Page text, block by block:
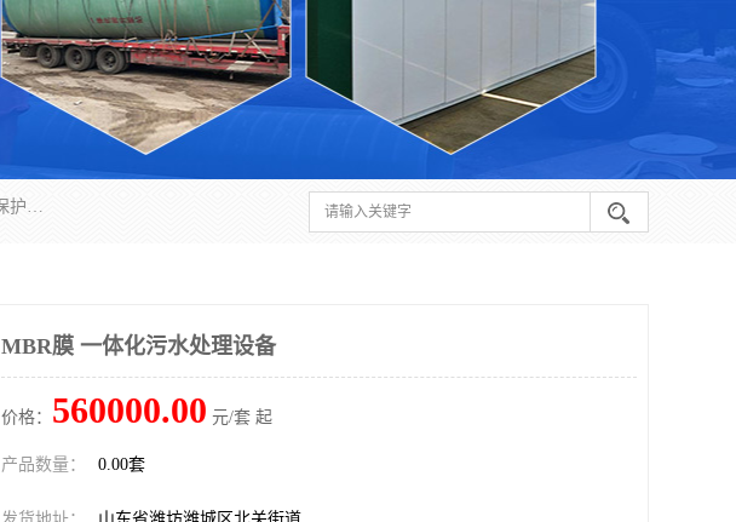
潍坊帝洁环保设备有限公司成立于2019年，位于山东省潍坊市潍城经济开发区；公司专注于环境保护专用设备及配件的研发、生产、安装与销售，同时涉及医用消毒设备、机电设备和仪器仪表的销售。此外，公司提供环保工程施工、环保技术研发与转让、技术服务以及环境工程专项设计服务，致力于为客户提供全面的环保解决方案，助力绿色可持续发展。
MBR膜 一体化污水处理设备
价格： 560000.00 元/套 起
产品数量： 0.00套